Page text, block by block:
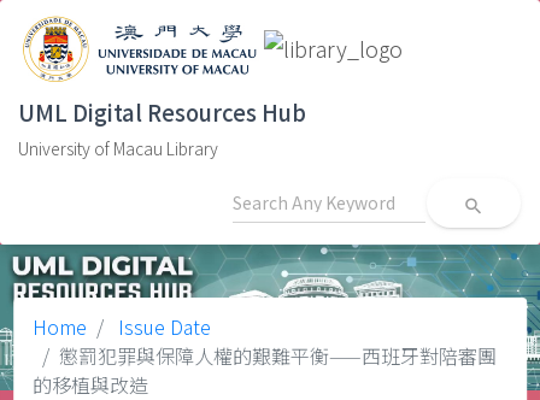
UML Digital Resources Hub
University of Macau Library
search
Home
Issue Date
懲罰犯罪與保障人權的艱難平衡——西班牙對陪審團
的移植與改造